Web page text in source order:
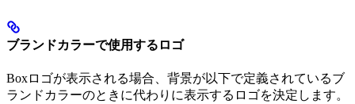
ブランドカラーで使用するロゴ
Boxロゴが表示される場合、背景が以下で定義されているブ
ランドカラーのときに代わりに表示するロゴを決定します。